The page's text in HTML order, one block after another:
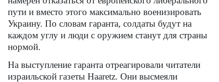
пути и вместо этого максимально военизировать
Украину. По словам гаранта, солдаты будут на
каждом углу и люди с оружием станут для страны
нормой.
На выступление гаранта отреагировали читатели
израильской газеты Haaretz. Они высмеяли